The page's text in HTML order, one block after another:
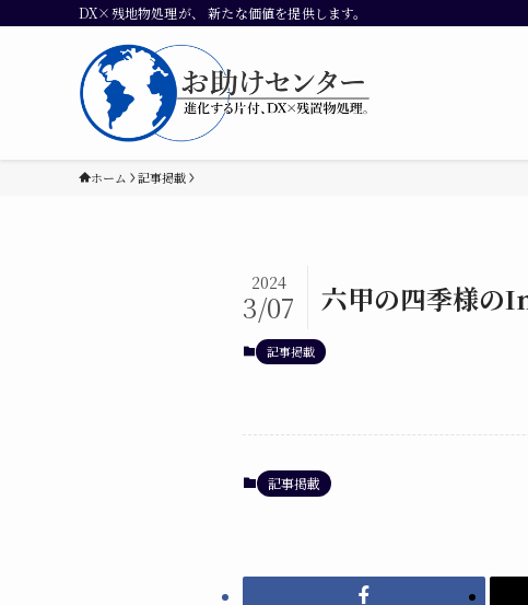
DX×残地物処理が、 新たな価値を提供します。
ホーム 記事掲載
六甲の四季様の
2024
3/07
記事掲載
記事掲載